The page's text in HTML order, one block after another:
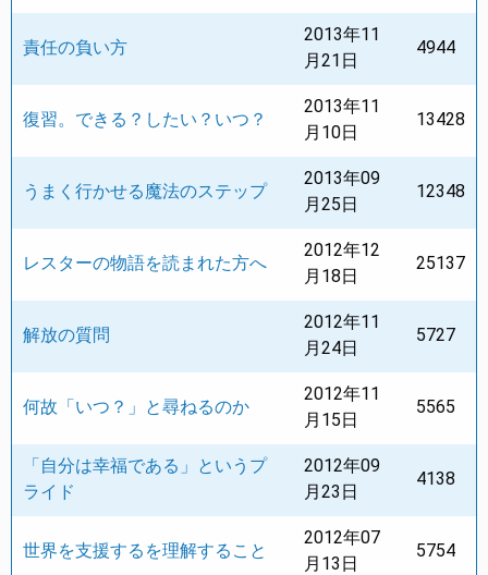
責任の負い方
2013年11
月21日
4944
復習。できる？したい？いつ？
2013年11
月10日
13428
うまく行かせる魔法のステップ
2013年09
月25日
12348
レスターの物語を読まれた方へ
2012年12
月18日
25137
解放の質問
2012年11
月24日
5727
何故「いつ？」と尋ねるのか
2012年11
月15日
5565
「自分は幸福である」というプ
ライド
2012年09
月23日
4138
世界を支援するを理解すること
2012年07
月13日
5754